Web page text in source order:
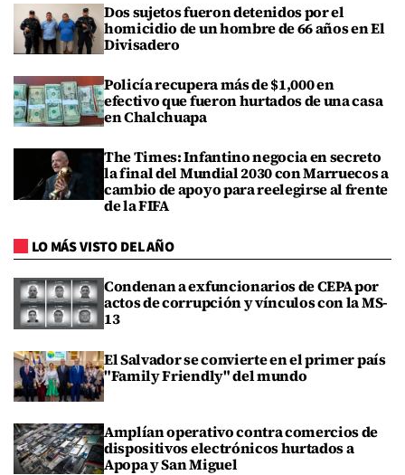
Dos sujetos fueron detenidos por el
homicidio de un hombre de 66 años en El
Divisadero
Policía recupera más de $1,000 en
efectivo que fueron hurtados de una casa
en Chalchuapa
The Times: Infantino negocia en secreto
la final del Mundial 2030 con Marruecos a
cambio de apoyo para reelegirse al frente
de la FIFA
LO MÁS VISTO DEL AÑO
Condenan a exfuncionarios de CEPA por
actos de corrupción y vínculos con la MS-
13
El Salvador se convierte en el primer país
"Family Friendly" del mundo
Amplían operativo contra comercios de
dispositivos electrónicos hurtados a
Apopa y San Miguel